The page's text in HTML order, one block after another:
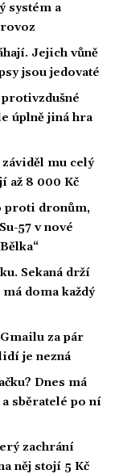
systém a
Jejich vůně
jsou jedovaté
úplně jiná hra
mu celý
až 8 000 Kč
proti dronům,
57 v nové
Sekaná drží
doma každý
za pár
je nezná
Dnes má
sběratelé po ní
zachrání
něj stojí 5 Kč